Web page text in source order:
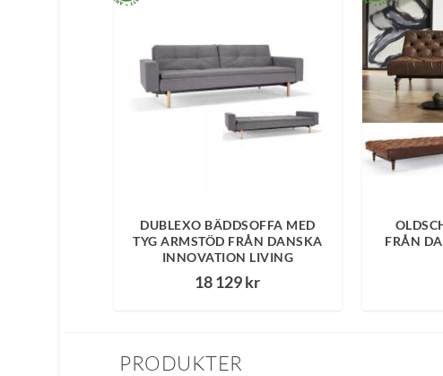
DUBLEXO BÄDDSOFFA MED
TYG ARMSTÖD FRÅN DANSKA
INNOVATION LIVING
18 129kr
FRÅN
PRODUKTER